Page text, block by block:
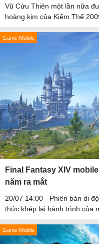
Vũ Cửu Thiên một lần nữa
hoàng kim của Kiếm Thế
Game Mobile
Final Fantasy XIV
năm ra mắt
20/07 14:00 - Phiên bản di
thức khép lại hành trình của
Game Mobile